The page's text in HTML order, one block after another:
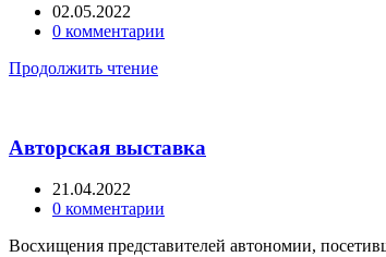
02.05.2022
0 комментарии
Продолжить чтение
Авторская выставка
21.04.2022
0 комментарии
Восхищения представителей автономии,